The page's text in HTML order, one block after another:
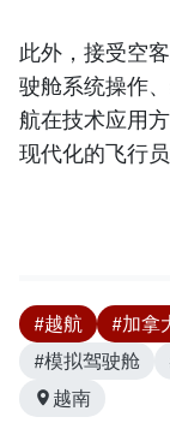
此外，接受空
驶舱系统操作
航在技术应用
现代化的飞行
#越航 #加拿
#模拟驾驶舱
越南